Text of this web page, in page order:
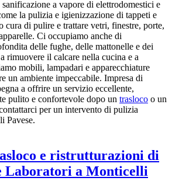
a vapore di elettrodomestici e
la pulizia e igienizzazione di tappeti e
cura di pulire e trattare vetri, finestre, porte,
Ci occupiamo anche di
delle fughe, delle mattonelle e dei
rimuovere il calcare nella cucina e a
mobili, lampadari e apparecchiature
un ambiente impeccabile. Impresa di
a offrire un servizio eccellente,
pulito e confortevole dopo un trasloco o un
per un intervento di pulizia
Pavese.
e ristrutturazioni di
Laboratori a Monticelli